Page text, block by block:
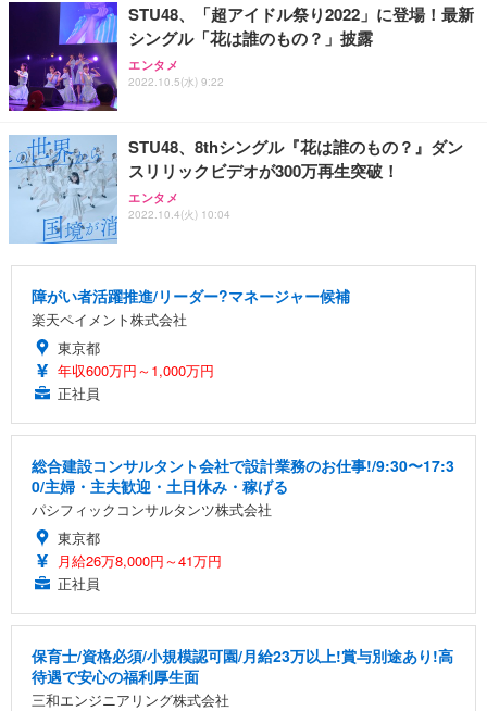
STU48、「超アイドル祭り2022」に登場！最新
シングル「花は誰のもの？」披露
エンタメ
2022.10.5(水) 9:22
STU48、8thシングル『花は誰のもの？』ダン
スリリックビデオが300万再生突破！
エンタメ
2022.10.4(火) 10:04
障がい者活躍推進/リーダー?マネージャー候補
楽天ペイメント株式会社
東京都
年収600万円～1,000万円
正社員
総合建設コンサルタント会社で設計業務のお仕事!/9:30〜17:3
0/主婦・主夫歓迎・土日休み・稼げる
パシフィックコンサルタンツ株式会社
東京都
月給26万8,000円～41万円
正社員
保育士/資格必須/小規模認可園/月給23万以上!賞与別途あり!高
待遇で安心の福利厚生面
三和エンジニアリング株式会社